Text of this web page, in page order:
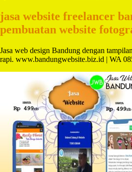
jasa website freelancer
pembuatan website
Jasa web design Bandung dengan
rapi. www.bandungwebsite.biz.id | WA